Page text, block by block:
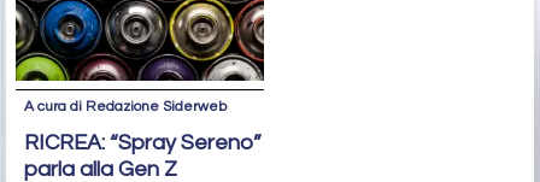
A cura di Redazione Siderweb
RICREA: “Spray Sereno”
parla alla Gen Z